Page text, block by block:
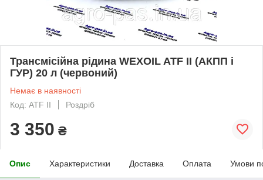
Трансмісійна рідина WEXOIL ATF II (АКПП і
ГУР) 20 л (червоний)
Немає в наявності
Код: ATF II
Роздріб
3 350 ₴
Опис Характеристики Доставка Оплата Умови